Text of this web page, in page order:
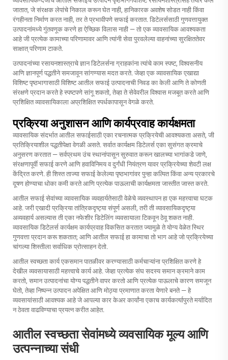
जातात, जे संरक्षक लेपांचे निकाल करून घेत नाही, हानिकारक अवशेष सोडत नाही किंवा
रंगहीनता निर्माण करत नाही, तर ते प्रभावीपणे सफाई करतात. डिटेलर्ससाठी गुणवत्तायुक्त
उत्पादनांमध्ये गुंतवणूक करणे हा ऐच्छिक विलास नाही — तो एक व्यावसायिक आवश्यकता
आहे जी प्रत्येक कामाच्या परिणामावर आणि त्यांनी सेवा पुरवलेल्या वाहनांच्या सुरक्षिततेवर
साक्षात् परिणाम टाकते.
उत्पादनांच्या रसायनशास्त्राचे ज्ञान डिटेलर्सना ग्राहकांना त्यांचे काम स्पष्ट, विश्वसनीय
आणि ज्ञानपूर्ण पद्धतीने समजावून सांगण्यास मदत करते. जेव्हा एक व्यावसायिक एखाद्या
विशिष्ट पृष्ठभागासाठी विशिष्ट आतील सफाई उत्पादनाची निवड का केली आणि ते कोणती
संरक्षणे प्रदान करते हे स्पष्टपणे सांगू शकतो, तेव्हा ते सेवेवरील विश्वास मजबूत करते आणि
प्रशिक्षित व्यावसायिकाला अप्रशिक्षित स्पर्धकापासून वेगळे करते.
प्रक्रिया अनुशासन आणि कार्यप्रवाह कार्यक्षमता
व्यावसायिक संदर्भात आतील सफाईसाठी एका रचनात्मक प्रक्रियेची आवश्यकता असते, जी
प्रतिक्रियाशील पद्धतीपेक्षा वेगळी असते. सर्वात कार्यक्षम डिटेलर्स एका सुसंगत क्रमाचे
अनुसरण करतात — सर्वप्रथम उंच स्थानांपासून सुरुवात करून खालच्या भागांकडे जाणे,
संरक्षणापूर्वी सफाई करणे आणि हवाविनिमय व दुर्गंधी नियंत्रण यावर प्रक्रियेच्या शेवटी लक्ष
केंद्रित करणे. ही शिस्त ताज्या सफाई केलेल्या पृष्ठभागांवर पुन्हा कल्पित किंवा अन्य प्रकारचे
दूषण होण्याचा धोका कमी करते आणि प्रत्येक पाऊलाची कार्यक्षमता जास्तीत जास्त करते.
आतील सफाई सेवांच्या व्यावसायिक व्यवहार्यतेसाठी वेळेचे व्यवस्थापन हा एक महत्त्वाचा घटक
आहे. जरी एखादी प्रक्रिया तांत्रिकदृष्ट्या संपूर्ण असली, तरी ती व्यावसायिकदृष्ट्या
अव्यवहार्य असल्यास ती एका नफेशीर डिटेलिंग व्यवसायाला टिकवून ठेवू शकत नाही.
व्यावसायिक डिटेलर्स कार्यक्षम कार्यप्रवाह विकसित करतात ज्यामुळे ते योग्य वेळेत स्थिर
गुणवत्ता प्रदान करू शकतात; आणि आतील सफाई हा कामाचा तो भाग आहे जो प्रक्रियेच्या
चांगल्या शिस्तीला सर्वाधिक प्रोत्साहन देतो.
आतील स्वच्छता कार्य एकसमान पातळीवर करण्यासाठी कर्मचाऱ्यांना प्रशिक्षित करणे हे
देखील व्यवसायासाठी महत्त्वाचे कार्य आहे. जेव्हा प्रत्येक संघ सदस्य समान क्रमाने काम
करतो, समान उत्पादनांचा योग्य पद्धतीने वापर करतो आणि प्रत्येक पाऊलाचे कारण समजून
घेतो, तेव्हा निष्पन्न उत्पादन अपेक्षित आणि मोठ्या प्रमाणात करता येणारे बनते — हे
व्यवसायांसाठी आवश्यक आहे जे आपल्या कार केअर कार्यांना एकाच कार्यकर्त्यापुरते मर्यादित
न ठेवता वाढविण्याचा प्रयत्न करीत आहेत.
आतील स्वच्छता सेवांमध्ये व्यवसायिक मूल्य आणि
उत्पन्नाच्या संधी